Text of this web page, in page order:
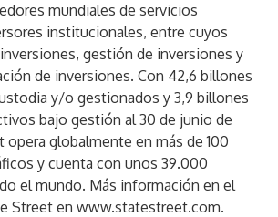
mundiales de servicios
institucionales, entre cuyos
gestión de inversiones y
de inversiones. Con 42,6 billones
y/o gestionados y 3,9 billones
bajo gestión al 30 de junio de
opera globalmente en más de 100
y cuenta con unos 39.000
el mundo. Más información en el
Street en www.statestreet.com.